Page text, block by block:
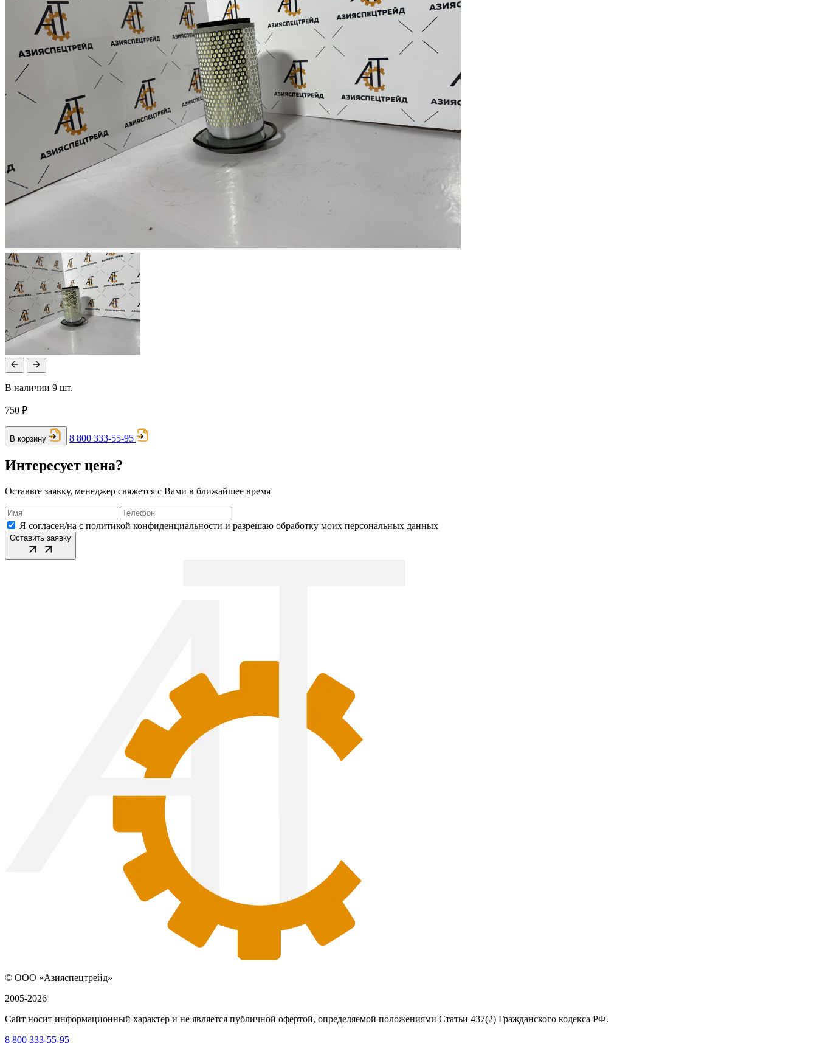
В наличии 9 шт.
750 ₽
В корзину 8 800 333-55-95
Интересует цена?
Оставьте заявку, менеджер свяжется с Вами в ближайшее время
Я согласен/на с политикой конфиденциальности и разрешаю обработку моих персональных данных
Оставить заявку
© ООО «Азияспецтрейд»
2005-2026
Сайт носит информационный характер и не является публичной офертой, определяемой положениями Статьи 437(2) Гражданского кодекса РФ.
8 800 333-55-95